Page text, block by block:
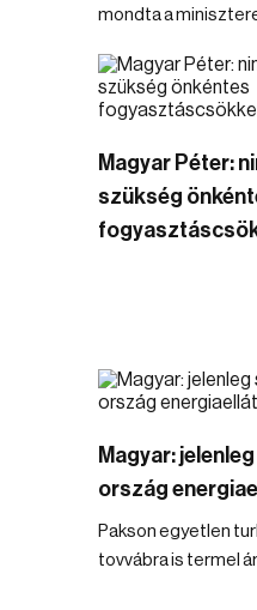
mondta a
Magyar Péter:
szükség
Magyar:
ország
Pakson egyetlen
tovvábra is termel